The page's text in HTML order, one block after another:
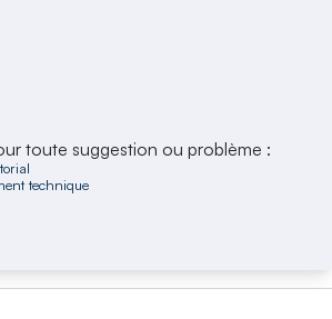
toute suggestion ou problème :
technique